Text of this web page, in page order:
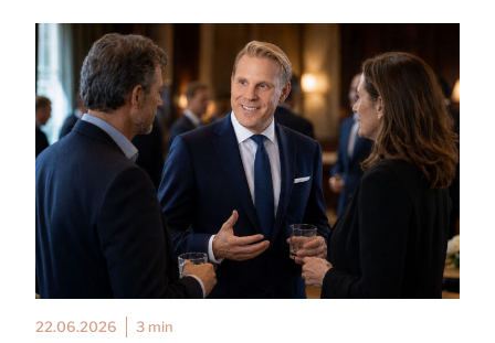
22.06.2026 3 min